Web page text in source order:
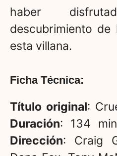
haber
descubrimiento
esta villana.
Ficha Técnica:
Título original:
Duración: 134
Dirección: Craig